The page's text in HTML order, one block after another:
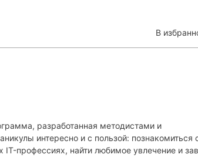
В
разработанная методистами и
интересно и с пользой: познакомиться
профессиях, найти любимое увлечение и